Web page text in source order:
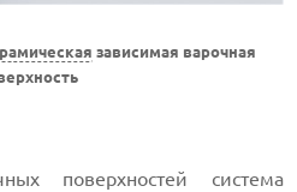
зависимая варочная
поверхностей система